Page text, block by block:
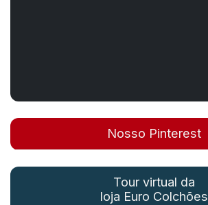
Nosso Pinterest
Tour virtual da
loja Euro Colchões